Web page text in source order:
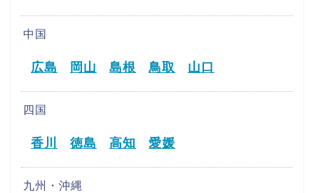
中国
広島 岡山 島根 鳥取 山口
四国
香川 徳島 高知 愛媛
九州・沖縄